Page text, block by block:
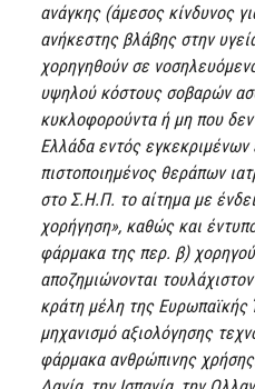
ανάγκης (άμεσος κίνδυνος
ανήκεστης βλάβης στην
χορηγηθούν σε
υψηλού κόστους σοβαρών
κυκλοφορούντα ή μη που
Ελλάδα εντός εγκεκριμένων
πιστοποιημένος θεράπων
στο Σ.Η.Π. το αίτημα με
χορήγηση», καθώς και
φάρμακα της περ. β)
αποζημιώνονται
κράτη μέλη της Ευρωπαϊκής
μηχανισμό αξιολόγησης
φάρμακα ανθρώπινης